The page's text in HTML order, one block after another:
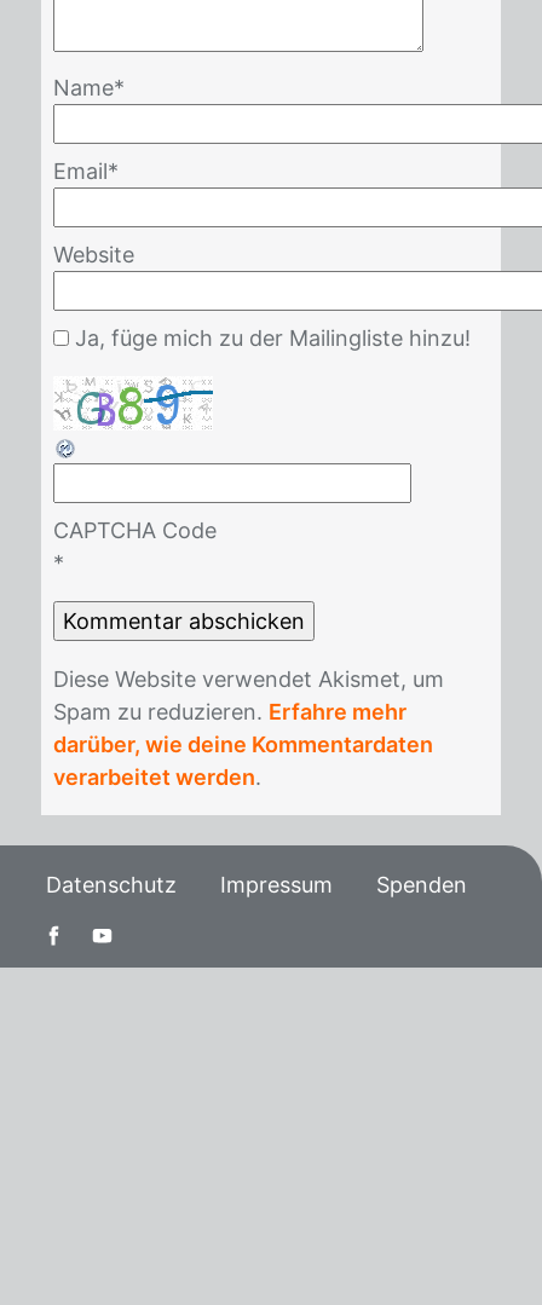
Name*
Email*
Website
Ja, füge mich zu der Mailingliste hinzu!
CAPTCHA Code
*
Die­se Web­site ver­wen­det Akis­met, um
Spam zu re­du­zie­ren. Erfahre mehr
darüber, wie deine Kommentardaten
verarbeitet werden.
Datenschutz Impressum Spenden